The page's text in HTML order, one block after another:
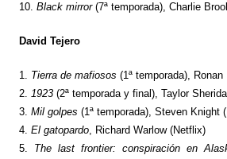
10. Black mirror(7ª temporada), Charlie
David Tejero
1. Tierra de mafiosos (1ª temporada),
2. 1923 (2ª temporada y final), Taylor
3. Mil golpes (1ª temporada), Steven Knight
4. El gatopardo, Richard Warlow (Netflix)
5. The last frontier: conspiración en